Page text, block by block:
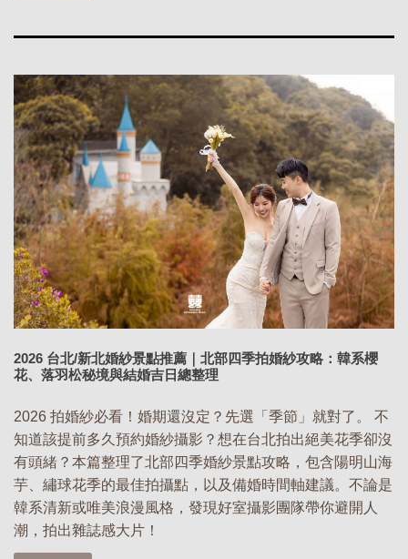
2026 台北/新北婚紗景點推薦｜北部四季拍婚紗攻略：韓系櫻
花、落羽松秘境與結婚吉日總整理
2026 拍婚紗必看！婚期還沒定？先選「季節」就對了。 不
知道該提前多久預約婚紗攝影？想在台北拍出絕美花季卻沒
有頭緒？本篇整理了北部四季婚紗景點攻略，包含陽明山海
芋、繡球花季的最佳拍攝點，以及備婚時間軸建議。不論是
韓系清新或唯美浪漫風格，發現好室攝影團隊帶你避開人
潮，拍出雜誌感大片！